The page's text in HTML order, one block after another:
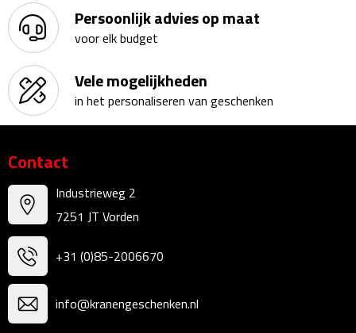
Linialen
Magneten
Muismatten
Pennen etui's
Pennenhouders
Puntenslijpers
Rekenmachines
Document- & Schrijfmappen
Documentmappen
Persoonlijk advies op maat
voor elk budget
Vele mogelijkheden
in het personaliseren van geschenken
Contact
Industrieweg 2
7251 JT Vorden
+31 (0)85-2006670
info@kranengeschenken.nl